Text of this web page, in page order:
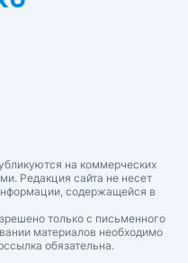
на коммерческих
Редакция сайта не несет
содержащейся в
только с письменного
материалов необходимо
обязательна.